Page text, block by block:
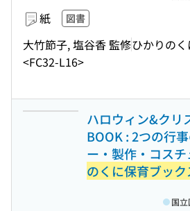
紙 図書
大竹節子, 塩谷香 監修ひかりのく
<FC32-L16>
ハロウィン&クリ
BOOK : 2つの行
ー・製作・コス
のくに保育ブック
国